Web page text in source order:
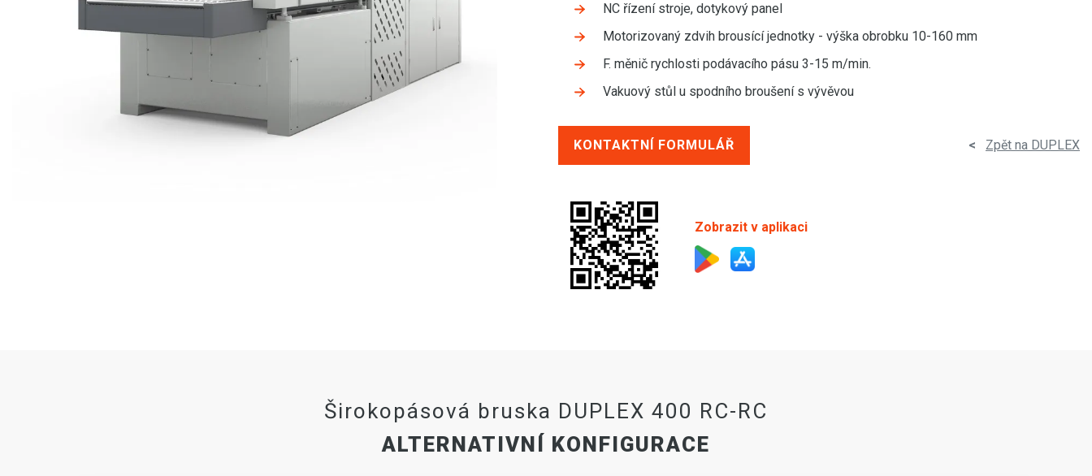
NC řízení stroje, dotykový panel
Motorizovaný zdvih brousící jednotky - výška obrobku 10-160 mm
F. měnič rychlosti podávacího pásu 3-15 m/min.
Vakuový stůl u spodního broušení s vývěvou
KONTAKTNÍ FORMULÁŘ < Zpět na DUPLEX
Zobrazit v aplikaci
Širokopásová bruska DUPLEX 400 RC-RC
ALTERNATIVNÍ KONFIGURACE